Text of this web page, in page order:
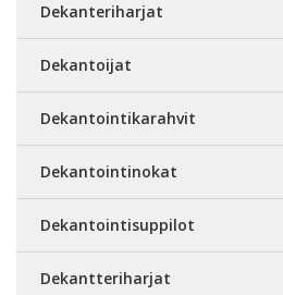
Dekanteriharjat
Dekantoijat
Dekantointikarahvit
Dekantointinokat
Dekantointisuppilot
Dekantteriharjat